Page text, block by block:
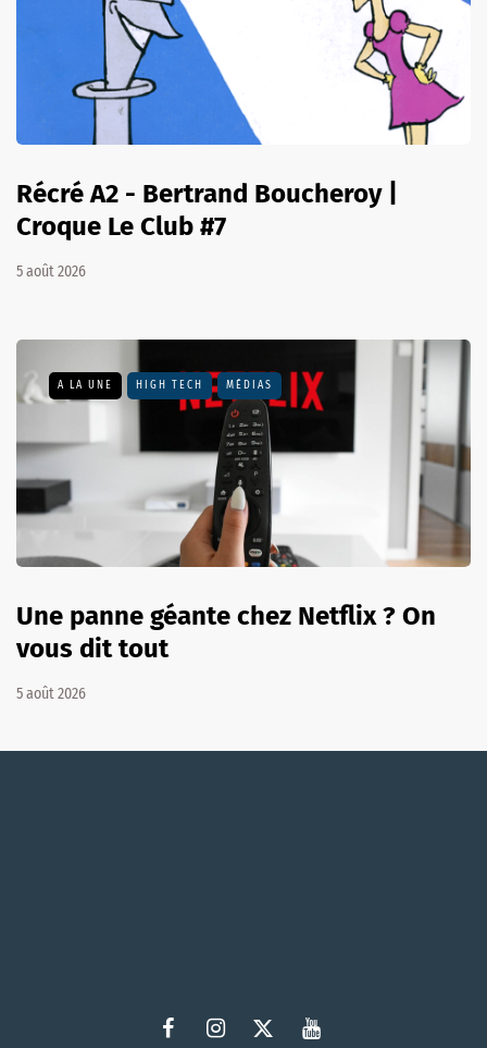
Récré A2 - Bertrand Boucheroy |
Croque Le Club #7
5 août 2026
A LA UNE HIGH TECH MÉDIAS
Une panne géante chez Netflix ? On
vous dit tout
5 août 2026